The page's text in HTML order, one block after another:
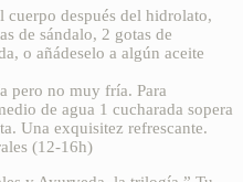
después del hidrolato,
de sándalo, 2 gotas de
o añádeselo a algún aceite
pero no muy fría. Para
de agua 1 cucharada sopera
Una exquisitez refrescante.
(12-16h)